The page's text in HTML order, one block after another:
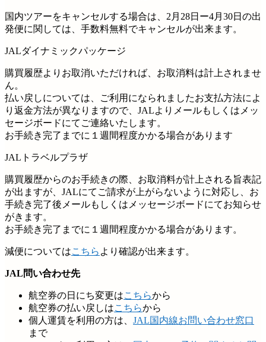
国内ツアーをキャンセルする場合は、2月28日ー4月30日の出
発便に関しては、手数料無料でキャンセルが出来ます。
JALダイナミックパッケージ
購買履歴よりお取消いただければ、お取消料は計上されませ
ん。
払い戻しについては、ご利用になられましたお支払方法によ
り返金方法が異なりますので、JALよりメールもしくはメッ
セージボードにてご連絡いたします。
お手続き完了までに１週間程度かかる場合があります
JALトラベルプラザ
購買履歴からのお手続きの際、お取消料が計上される旨表記
が出ますが、JALにてご請求が上がらないように対応し、お
手続き完了後メールもしくはメッセージボードにてお知らせ
がきます。
お手続き完了までに１週間程度かかる場合があります。
減便についてはこちら より確認が出来ます。
JAL問い合わせ先
航空券の日にち変更はこちらから
航空券の払い戻しはこちらから
個人運賃を利用の方は、 JAL国内線お問い合わせ窓口
まで